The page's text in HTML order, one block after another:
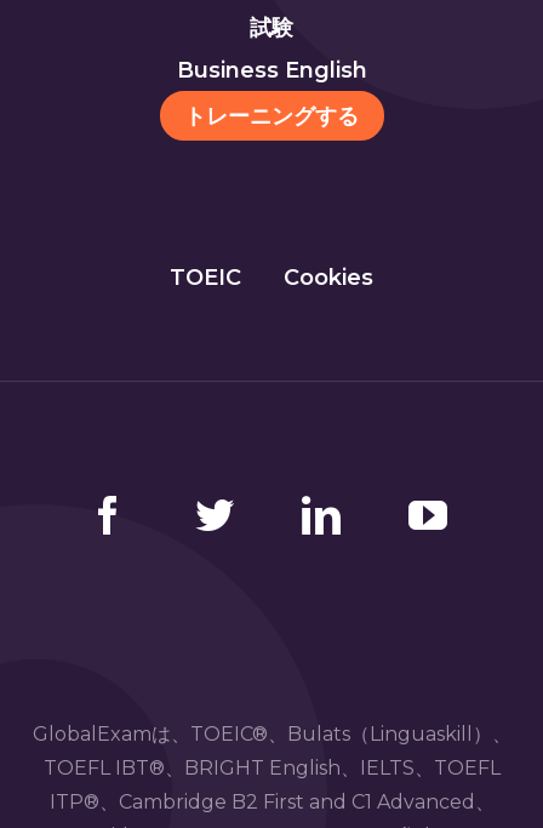
試験
Business English
トレーニングする
TOEIC Cookies
GlobalExamは、TOEIC®、Bulats（Linguaskill）、
TOEFL IBT®、BRIGHT English、IELTS、TOEFL
ITP®、Cambridge B2 First and C1 Advanced、